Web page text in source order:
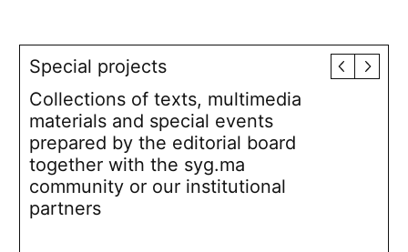
Special projects
Collections of texts, multimedia
materials and special events
prepared by the editorial board
together with the syg.ma
community or our institutional
partners